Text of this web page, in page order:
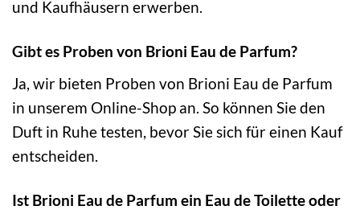
und Kaufhäusern erwerben.
Gibt es Proben von Brioni Eau de Parfum?
Ja, wir bieten Proben von Brioni Eau de Parfum
in unserem Online-Shop an. So können Sie den
Duft in Ruhe testen, bevor Sie sich für einen Kauf
entscheiden.
Ist Brioni Eau de Parfum ein Eau de Toilette oder